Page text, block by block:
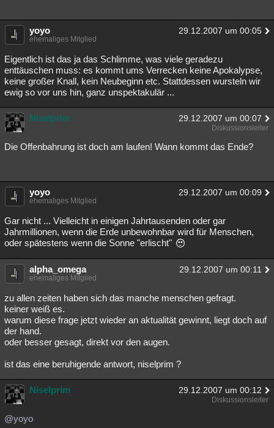
yoyo 29.12.2007 um 00:05
ehemaliges Mitglied
Eigentlich ist das ja das Schlimme, was viele geradezu
enttäuschen muss: es kommt ums Verrecken keine Apokalypse,
keine großer Knall, kein Neubeginn etc. Stattdessen wursteln wir
ewig so vor uns hin, ganz unspektakulär ...
Niselprim 29.12.2007 um 00:07
Diskussionsleiter
Die Offenbahrung ist doch am laufen! Wann kommt das Ende?
yoyo 29.12.2007 um 00:09
ehemaliges Mitglied
Gar nicht ... Vielleicht in einigen Jahrtausenden oder gar
Jahrmillionen, wenn die Erde unbewohnbar wird für Menschen,
oder spätestens wenn die Sonne "erlischt"
alpha_omega 29.12.2007 um 00:11
ehemaliges Mitglied
zu allen zeiten haben sich das manche menschen gefragt.
keiner weiß es.
warum diese frage jetzt wieder an aktualität gewinnt, liegt doch auf
der hand.
oder besser gesagt, direkt vor den augen.
ist das eine beruhigende antwort, niselprim ?
Niselprim 29.12.2007 um 00:12
Diskussionsleiter
@yoyo